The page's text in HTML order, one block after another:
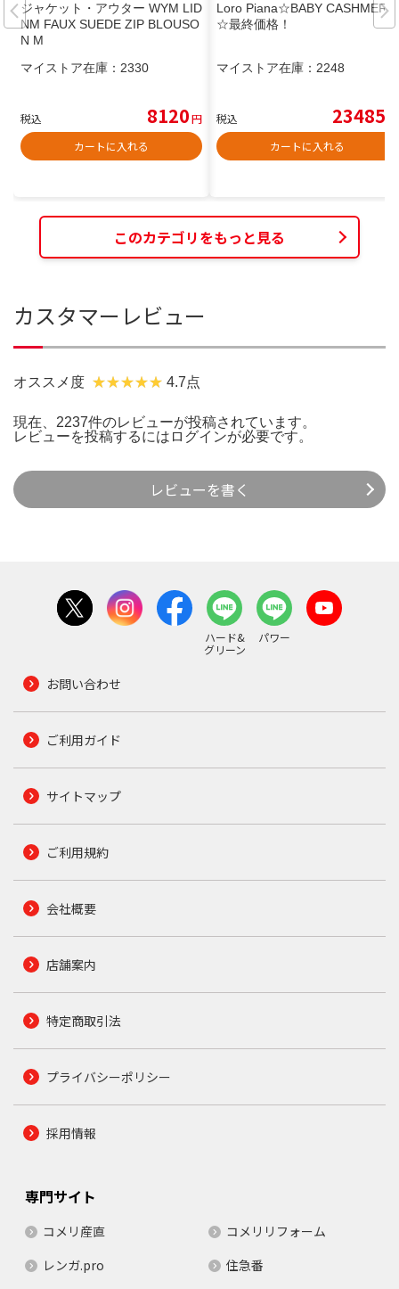
ジャケット・アウター WYM LID
NM FAUX SUEDE ZIP BLOUSO
N M
マイストア在庫： 2330
税込 8120円
カートに入れる
Loro Piana☆BABY CASHMERE
☆最終価格！
マイストア在庫： 2248
税込 23485
カートに入れる
このカテゴリをもっと見る
カスタマーレビュー
オススメ度 4.7点
現在、2237件のレビューが投稿されています。
レビューを投稿するには ログインが必要です。
レビューを書く
ハード&
グリーン
パワー
お問い合わせ
ご利用ガイド
サイトマップ
ご利用規約
会社概要
店舗案内
特定商取引法
プライバシーポリシー
採用情報
専門サイト
コメリ産直
コメリリフォーム
レンガ.pro
住急番